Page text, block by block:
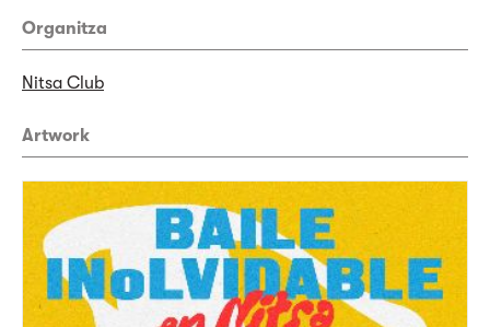
Organitza
Nitsa Club
Artwork